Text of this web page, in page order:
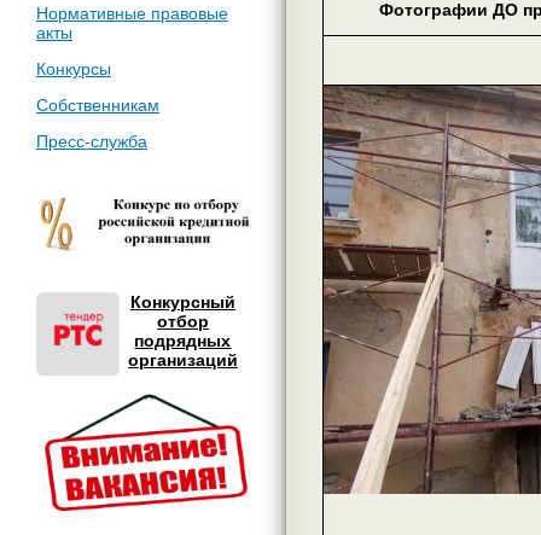
Нормативные правовые
акты
Конкурсы
Собственникам
Пресс-служба
Конкурсный
отбор
подрядных
организаций
Фотографии ДО